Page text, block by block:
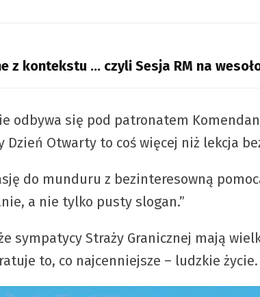
z kontekstu … czyli Sesja RM na
odbywa się pod patronatem
Dzień Otwarty to coś więcej niż lekcja
do munduru z bezinteresowną
a nie tylko pusty slogan.”
sympatycy Straży Granicznej mają
to, co najcenniejsze – ludzkie życie.